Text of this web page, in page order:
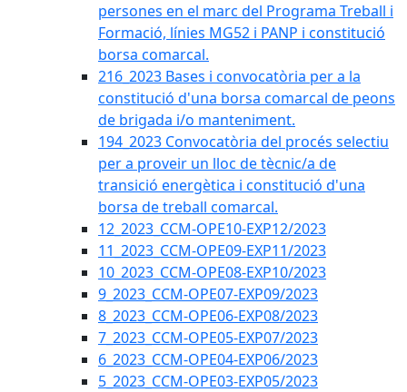
persones en el marc del Programa Treball i
Formació, línies MG52 i PANP i constitució
borsa comarcal.
216_2023 Bases i convocatòria per a la
constitució d'una borsa comarcal de peons
de brigada i/o manteniment.
194_2023 Convocatòria del procés selectiu
per a proveir un lloc de tècnic/a de
transició energètica i constitució d'una
borsa de treball comarcal.
12_2023_CCM-OPE10-EXP12/2023
11_2023_CCM-OPE09-EXP11/2023
10_2023_CCM-OPE08-EXP10/2023
9_2023_CCM-OPE07-EXP09/2023
8_2023_CCM-OPE06-EXP08/2023
7_2023_CCM-OPE05-EXP07/2023
6_2023_CCM-OPE04-EXP06/2023
5_2023_CCM-OPE03-EXP05/2023